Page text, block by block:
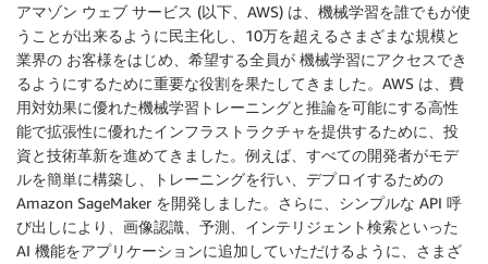
アマゾン ウェブ サービス (以下、AWS) は、機械学習を誰でもが使
うことが出来るように民主化し、10万を超えるさまざまな規模と
業界の お客様をはじめ、希望する全員が 機械学習にアクセスでき
るようにするために重要な役割を果たしてきました。AWS は、費
用対効果に優れた機械学習トレーニングと推論を可能にする高性
能で拡張性に優れたインフラストラクチャを提供するために、投
資と技術革新を進めてきました。例えば、すべての開発者がモデ
ルを簡単に構築し、トレーニングを行い、デプロイするための
Amazon SageMaker を開発しました。さらに、シンプルな API 呼
び出しにより、画像認識、予測、インテリジェント検索といった
AI 機能をアプリケーションに追加していただけるように、さまざ